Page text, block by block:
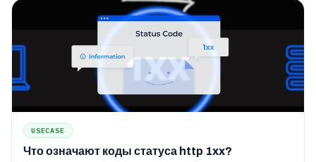
USECASE
Что означают коды статуса http 1xx?